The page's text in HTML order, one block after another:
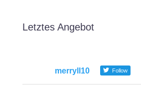
Letztes Angebot
merryll10 Follow